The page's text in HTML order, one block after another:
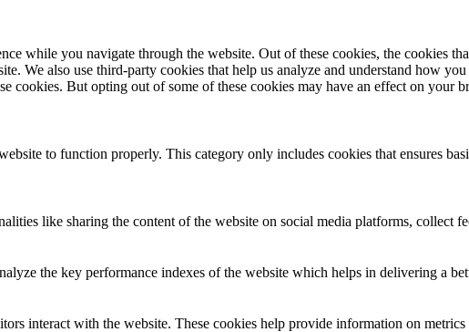
while you navigate through the website. Out of these cookies, the cookies
We also use third-party cookies that help us analyze and understand how
cookies. But opting out of some of these cookies may have an effect on your
to function properly. This category only includes cookies that ensures
like sharing the content of the website on social media platforms, collect
the key performance indexes of the website which helps in delivering a
interact with the website. These cookies help provide information on